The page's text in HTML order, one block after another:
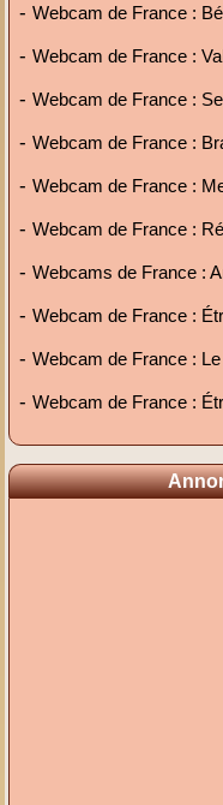
-Webcam de France :
-Webcam de France :
-Webcam de France :
-Webcam de France :
-Webcam de France :
-Webcam de France :
-Webcams de France :
-Webcam de France :
-Webcam de France :
-Webcam de France :